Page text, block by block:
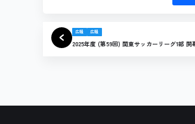
広報 広報
2025年度 (第59回) 関東サッカーリーグ1部 開